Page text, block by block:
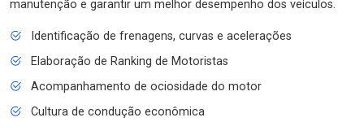
manutenção e garantir um melhor desempenho dos veículos.
Identificação de frenagens, curvas e acelerações
Elaboração de Ranking de Motoristas
Acompanhamento de ociosidade do motor
Cultura de condução econômica